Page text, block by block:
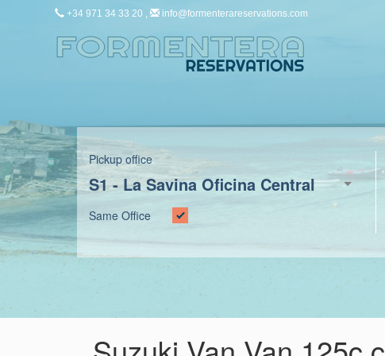
+34 971 34 33 20 , info@formenterareservations.com
Pickup office
S1 -La Savina Oficina Central
Same Office